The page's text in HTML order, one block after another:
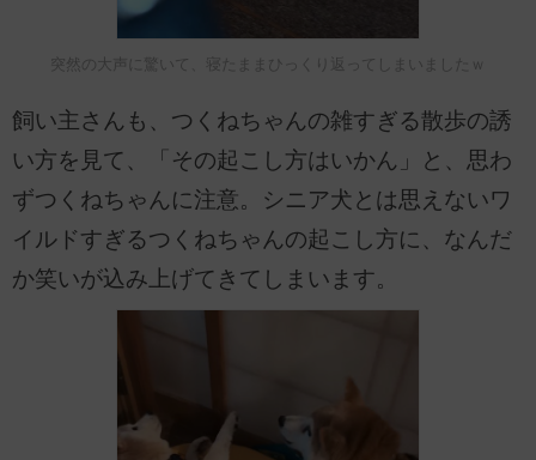
突然の大声に驚いて、寝たままひっくり返ってしまいましたｗ
飼い主さんも、つくねちゃんの雑すぎる散歩の誘
い方を見て、「その起こし方はいかん」と、思わ
ずつくねちゃんに注意。シニア犬とは思えないワ
イルドすぎるつくねちゃんの起こし方に、なんだ
か笑いが込み上げてきてしまいます。